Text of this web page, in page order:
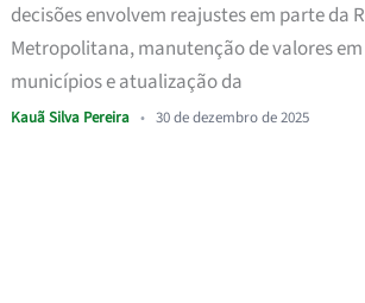
decisões envolvem reajustes em parte da
Metropolitana, manutenção de valores
municípios e atualização da
Kauã Silva Pereira • 30 de dezembro de 2025